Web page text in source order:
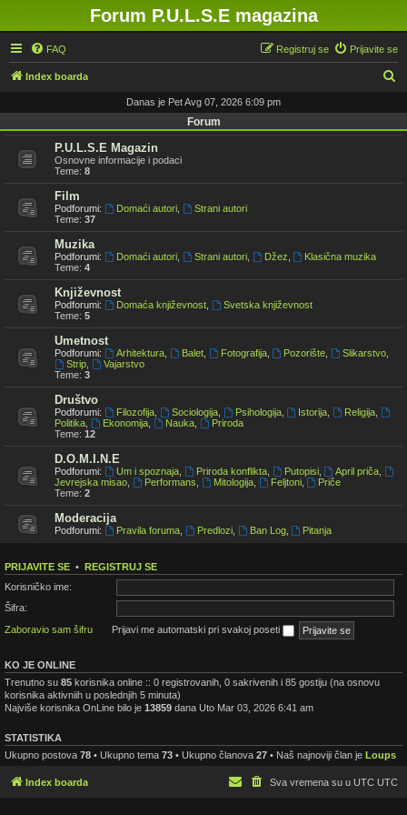
Forum P.U.L.S.E magazina
FAQ Prijavite se
Registruj se
Index boarda
Danas je Pet Avg 07, 2026 6:09 pm
Forum
P.U.L.S.E Magazin
Osnovne informacije i podaci
Teme: 8
Film
Podforumi: Domaći autori,
Strani autori
Teme: 37
Muzika
Podforumi: Domaći autori, Strani autori, Džez
Klasična muzika
Teme: 4
Književnost
Podforumi: Domaća književnost,
Svetska književnost
Teme: 5
Umetnost
Podforumi: Arhitektura, Balet, Fotografija, Pozorište Slikarstvo
Strip,
Vajarstvo
Teme: 3
Društvo
Podforumi: Filozofija, Sociologija, Psihologija, Istorija Religija
Politika
Ekonomija, Nauka,
Priroda
Teme: 12
D.O.M.I.N.E
Podforumi: Um i spoznaja, Priroda konflikta, Putopisi, April priča
Jevrejska misao
Performans Mitologija, Feljtoni,
Priče
Teme: 2
Moderacija
Podforumi: Pravila foruma, Predlozi, Ban Log, Pitanja
PRIJAVITE SE • REGISTRUJ SE
Korisničko ime:
Šifra:
Zaboravio sam šifru
Prijavi me automatski pri svakoj poseti
KO JE ONLINE
Trenutno su 85 korisnika online :: 0 registrovanih, 0 sakrivenih i 85 gostiju (na osnovu
korisnika aktivniih u poslednjih 5 minuta)
Najviše korisnika OnLine bilo je 13859 dana Uto Mar 03, 2026 6:41 am
STATISTIKA
Ukupno postova 78 • Ukupno tema 73 • Ukupno članova 27 • Naš najnoviji član je Loups
Index boarda Sva vremena su u UTC UTC